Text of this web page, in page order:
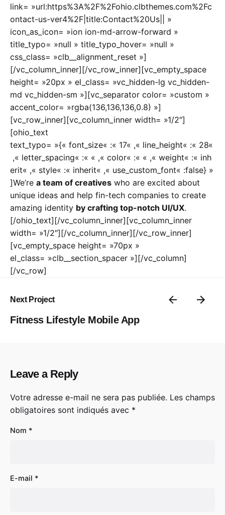
link= »url:https%3A%2F%2Fohio.clbthemes.com%2Fc
ontact-us-ver4%2F|title:Contact%20Us|| »
icon_as_icon= »ion ion-md-arrow-forward »
title_typo= »null » title_typo_hover= »null »
css_class= »clb__alignment_reset »]
[/vc_column_inner][/vc_row_inner][vc_empty_space
height= »20px » el_class= »vc_hidden-lg vc_hidden-
md vc_hidden-sm »][vc_separator color= »custom »
accent_color= »rgba(136,136,136,0.8) »]
[vc_row_inner][vc_column_inner width= »1/2″]
[ohio_text
text_typo= »{« font_size« :« 17« ,« line_height« :« 28«
,« letter_spacing« :« « ,« color« :« « ,« weight« :« inh
erit« ,« style« :« inherit« ,« use_custom_font« :false} »
]We’re a team of creatives who are excited about
unique ideas and help fin-tech companies to create
amazing identity by crafting top-notch UI/UX.
[/ohio_text][/vc_column_inner][vc_column_inner
width= »1/2″][/vc_column_inner][/vc_row_inner]
[vc_empty_space height= »70px »
el_class= »clb__section_spacer »][/vc_column]
[/vc_row]
Next Project
Fitness Lifestyle Mobile App
Leave a Reply
Votre adresse e-mail ne sera pas publiée. Les champs
obligatoires sont indiqués avec *
Nom *
E-mail *